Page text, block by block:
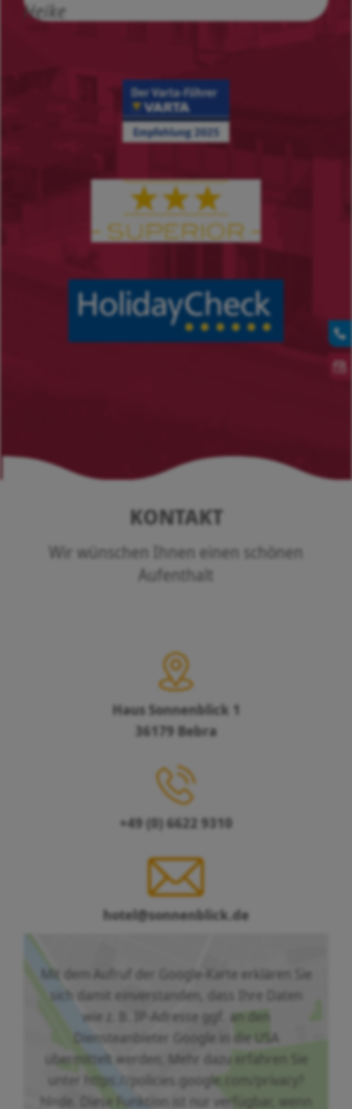
Heike
KONTAKT
Wir wünschen Ihnen einen schönen
Aufenthalt
Haus Sonnenblick 1
36179 Bebra
+49 (0) 6622 9310
hotel@sonnenblick.de
Mit dem Aufruf der Google-Karte erklären Sie
sich damit einverstanden, dass Ihre Daten
wie z. B. IP-Adresse ggf. an den
Diensteanbieter Google in die USA
übermittelt werden. Mehr dazu erfahren Sie
unter https://policies.google.com/privacy?
hl=de. Diese Funktion ist nur verfügbar, wenn